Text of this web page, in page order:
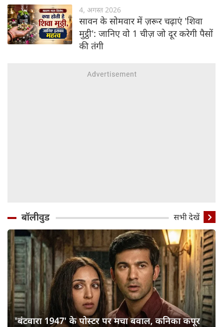
4, अगस्त 2026
सावन के सोमवार में ज़रूर चढ़ाएं 'शिवा
मुट्ठी': जानिए वो 1 चीज़ जो दूर करेगी पैसों
की तंगी
बॉलीवुड सभी देखें
'बंटवारा 1947' के पोस्टर पर मचा बवाल, कनिका कपूर